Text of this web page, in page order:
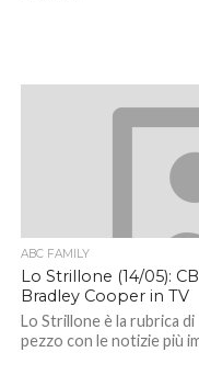
ABC FAMILY
Lo Strillone (14/05):
Bradley Cooper in TV
Lo Strillone è la rubrica
pezzo con le notizie più